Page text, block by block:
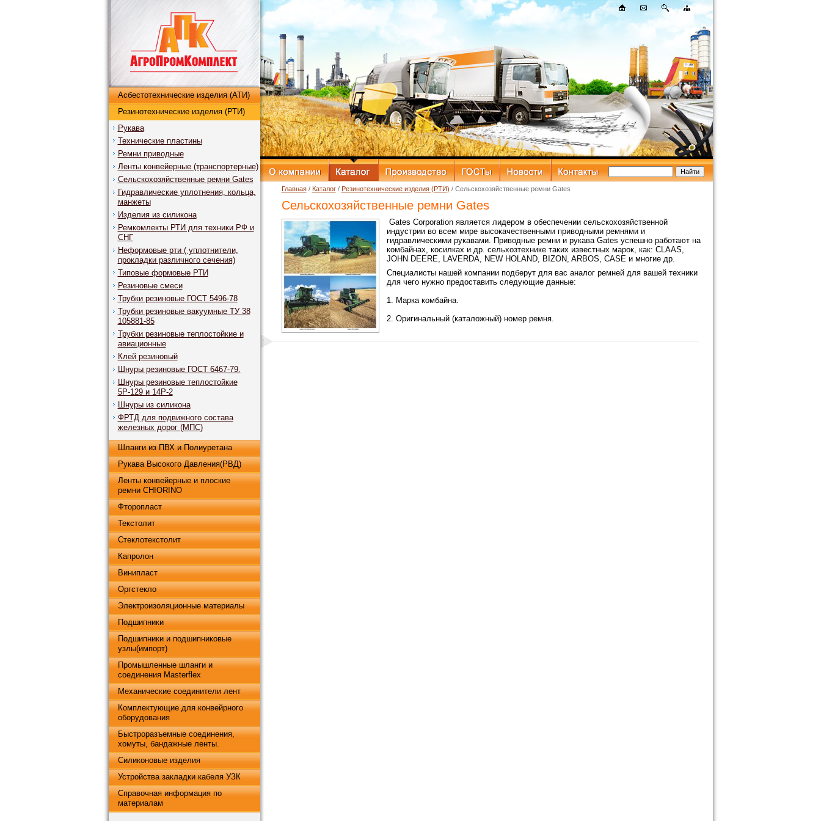
Асбестотехнические изделия (АТИ)
Резинотехнические изделия (РТИ)
Рукава
Технические пластины
Ремни приводные
Ленты конвейерные (транспортерные)
Сельскохозяйственные ремни Gates
Гидравлические уплотнения, кольца,
манжеты
Изделия из силикона
Ремкомлекты РТИ для техники РФ и
СНГ
Неформовые рти ( уплотнители,
прокладки различного сечения)
Типовые формовые РТИ
Резиновые смеси
Трубки резиновые ГОСТ 5496-78
Трубки резиновые вакуумные ТУ 38
105881-85
Трубки резиновые теплостойкие и
авиационные
Клей резиновый
Шнуры резиновые ГОСТ 6467-79.
Шнуры резиновые теплостойкие
5Р-129 и 14Р-2
Шнуры из силикона
ФРТД для подвижного состава
железных дорог (МПС)
Шланги из ПВХ и Полиуретана
Рукава Высокого Давления(РВД)
Ленты конвейерные и плоские
ремни CHIORINO
Фторопласт
Текстолит
Стеклотекстолит
Капролон
Винипласт
Оргстекло
Электроизоляционные материалы
Подшипники
Подшипники и подшипниковые
узлы(импорт)
Промышленные шланги и
соединения Masterflex
Механические соединители лент
Комплектующие для конвейрного
оборудования
Быстроразъемные соединения,
хомуты, бандажные ленты.
Силиконовые изделия
Устройства закладки кабеля УЗК
Справочная информация по
материалам
Главная/ Каталог/ Резинотехнические изделия (РТИ) / Сельскохозяйственные ремни Gates
Сельскохозяйственные ремни Gates
Gates Corporation является лидером в обеспечении сельскохозяйственной
индустрии во всем мире высокачественными приводными ремнями и
гидравлическими рукавами. Приводные ремни и рукава Gates успешно работают на
комбайнах, косилках и др. сельхозтехнике таких известных марок, как: CLAAS,
JOHN DEERE, LAVERDA, NEW HOLAND, BIZON, ARBOS, CASE и многие др.
Специалисты нашей компании подберут для вас аналог ремней для вашей техники
для чего нужно предоставить следующие данные:
1. Марка комбайна.
2. Оригинальный (каталожный) номер ремня.